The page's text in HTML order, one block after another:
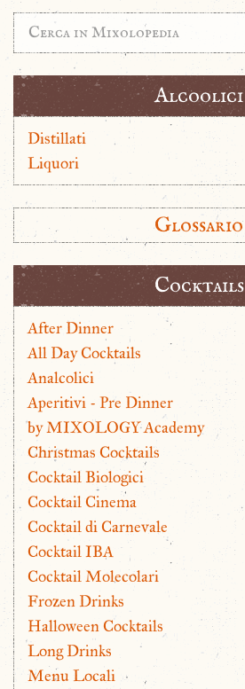
Alcoolici
Distillati
Liquori
Glossario
Cocktails
After Dinner
All Day Cocktails
Analcolici
Aperitivi - Pre Dinner
by MIXOLOGY Academy
Christmas Cocktails
Cocktail Biologici
Cocktail Cinema
Cocktail di Carnevale
Cocktail IBA
Cocktail Molecolari
Frozen Drinks
Halloween Cocktails
Long Drinks
Menu Locali